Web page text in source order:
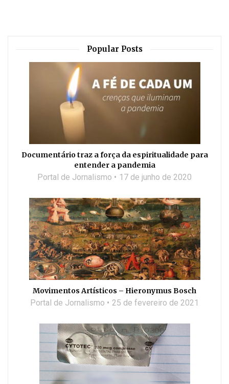
Popular Posts
Documentário traz a força da espiritualidade para
entender a pandemia
Portal de Jornalismo 17 de junho de 2020
Movimentos Artísticos – Hieronymus Bosch
Portal de Jornalismo 25 de fevereiro de 2021